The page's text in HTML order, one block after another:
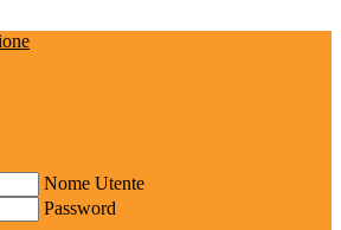
Nome Utente
Password